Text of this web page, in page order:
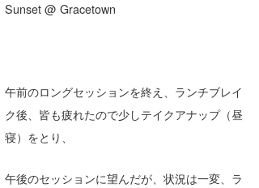
Sunset @ Gracetown
午前のロングセッションを終え、ランチブレイ
ク後、皆も疲れたので少しテイクアナップ（昼
寝）をとり、
午後のセッションに望んだが、状況は一変、ラ